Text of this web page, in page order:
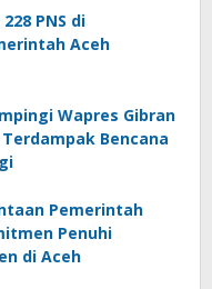
PNS di
Aceh
Wapres Gibran
Bencana
Pemerintah
Penuhi
di Aceh